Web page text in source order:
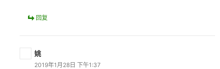
回复
姚
2019年1月28日 下午1:37